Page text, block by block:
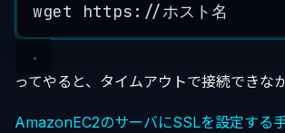
wget https: //ホスト名
ってやると、タイムアウトで接続できな
AmazonEC2のサーバにSSLを設定する